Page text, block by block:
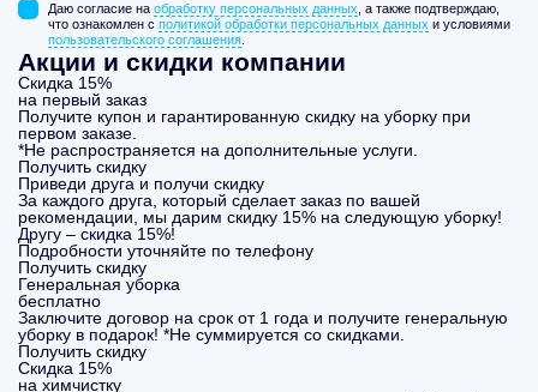
Даю согласие на обработку персональных данных , а также подтверждаю,
что ознакомлен с политикой обработки персональных данных и условиями
пользовательского соглашения
Акции и скидки компании
Скидка 15%
на первый заказ
Получите купон и гарантированную скидку на уборку при
первом заказе.
*Не распространяется на дополнительные услуги.
Получить скидку
Приведи друга и получи скидку
За каждого друга, который сделает заказ по вашей
рекомендации, мы дарим скидку 15% на следующую уборку!
Другу – скидка 15%!
Подробности уточняйте по телефону
Получить скидку
Генеральная уборка
бесплатно
Заключите договор на срок от 1 года и получите генеральную
уборку в подарок! *Не суммируется со скидками.
Получить скидку
Скидка 15%
на химчистку